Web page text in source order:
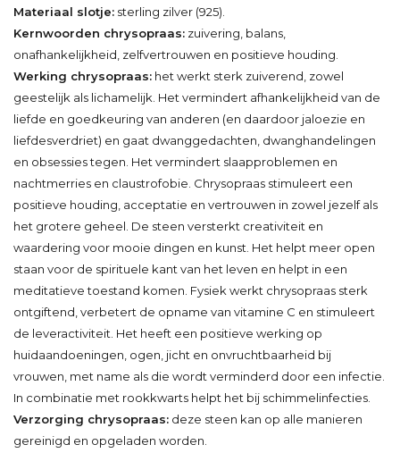
Materiaal slotje: sterling zilver (925).
Kernwoorden chrysopraas: zuivering, balans,
onafhankelijkheid, zelfvertrouwen en positieve houding.
Werking chrysopraas: het werkt sterk zuiverend, zowel
geestelijk als lichamelijk. Het vermindert afhankelijkheid van de
liefde en goedkeuring van anderen (en daardoor jaloezie en
liefdesverdriet) en gaat dwanggedachten, dwanghandelingen
en obsessies tegen. Het vermindert slaapproblemen en
nachtmerries en claustrofobie. Chrysopraas stimuleert een
positieve houding, acceptatie en vertrouwen in zowel jezelf als
het grotere geheel. De steen versterkt creativiteit en
waardering voor mooie dingen en kunst. Het helpt meer open
staan voor de spirituele kant van het leven en helpt in een
meditatieve toestand komen. Fysiek werkt chrysopraas sterk
ontgiftend, verbetert de opname van vitamine C en stimuleert
de leveractiviteit. Het heeft een positieve werking op
huidaandoeningen, ogen, jicht en onvruchtbaarheid bij
vrouwen, met name als die wordt verminderd door een infectie.
In combinatie met rookkwarts helpt het bij schimmelinfecties.
Verzorging chrysopraas: deze steen kan op alle manieren
gereinigd en opgeladen worden.